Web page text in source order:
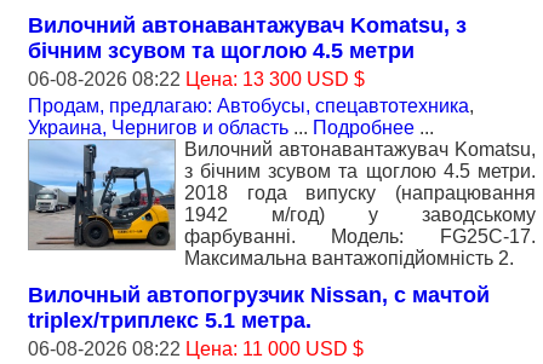
Вилочний автонавантажувач Komatsu, з
бічним зсувом та щоглою 4.5 метри
06-08-2026 08:22 Цена: 13 300 USD $
Продам, предлагаю: Автобусы, спецавтотехника,
Украина, Чернигов и область ... Подробнее ...
Вилочний автонавантажувач Komatsu,
з бічним зсувом та щоглою 4.5 метри.
2018 года випуску (напрацювання
1942 м/год) у заводському
фарбуванні. Модель: FG25C-17.
Максимальна вантажопідйомність 2.
Вилочный автопогрузчик Nissan, с мачтой
triplex/триплекс 5.1 метра.
06-08-2026 08:22 Цена: 11 000 USD $